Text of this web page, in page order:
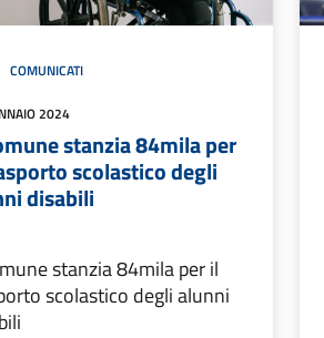
COMUNICATI
2024
stanzia 84mila per
scolastico degli
disabili
stanzia 84mila per il
scolastico degli alunni